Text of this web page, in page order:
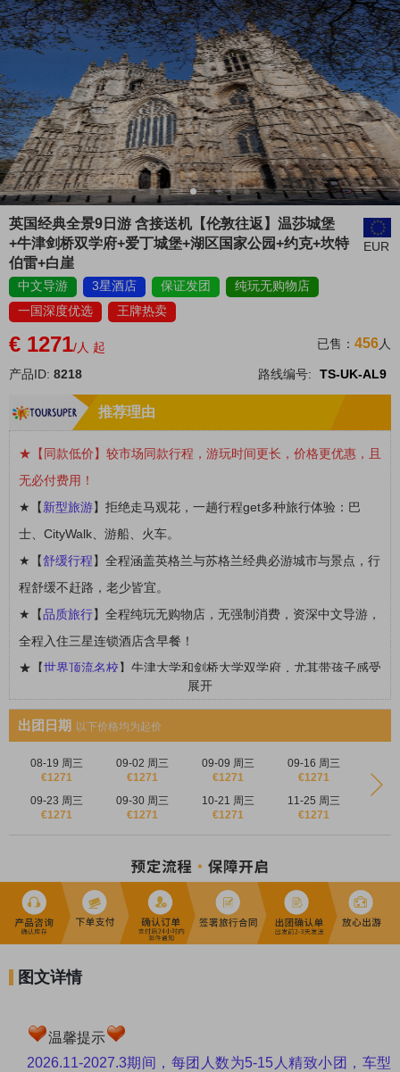
英国经典全景9日游 含接送机【伦敦往返】温莎城堡
+牛津剑桥双学府+爱丁城堡+湖区国家公园+约克+坎特
伯雷+白崖
EUR
中文导游 3星酒店 保证发团
纯玩无购物店
一国深度优选
王牌热卖
€ 1271/人 起 已售： 456人
产品ID: 8218 路线编号: TS-UK-AL9
推荐理由
★【同款低价】较市场同款行程，游玩时间更长，价格更优惠，且
无必付费用！
★【新型旅游】拒绝走马观花，一趟行程get多种旅行体验：巴
士、CityWalk、游船、火车。
★【舒缓行程】全程涵盖英格兰与苏格兰经典必游城市与景点，行
程舒缓不赶路，老少皆宜。
★【品质旅行】全程纯玩无购物店，无强制消费，资深中文导游，
全程入住三星连锁酒店含早餐！
★【世界顶流名校】 牛津大学和剑桥大学双学府，尤其带孩子感受
★【自然景观】 特设湖区国家公园
的天然美景，湖泊！
★【爱丁堡深度游】漫步在 爱丁堡古城的任何一条街道，都仿佛走
进一部浪漫的苏格兰老电影！
徐志摩同款再别康桥的 剑桥撑船
的泰晤士河游船。
★【英式下 午茶】约克网红餐厅 贝蒂茶室Betty’s Tea Room，感受
★【宝藏小镇
★【浪漫之旅】周杰伦《怎么了》
置身于世界的尽头。
展开
出团日期 以下价格均为起价
08-19 周三
€1271
09-02 周三
€1271
09-09 周三
€1271
09-16 周三
€1271
09-23 周三
€1271
09-30 周三
€1271
10-21 周三
€1271
11-25 周三
€1271
图文详情
温馨提示
2026.11-2027.3期间，每团人数为5-15 人精致小团，车型